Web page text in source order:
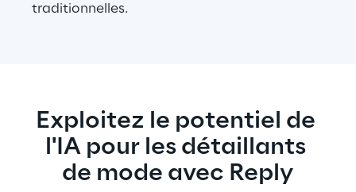
traditionnelles.
Exploitez le potentiel de
l'IA pour les détaillants
de mode avec Reply